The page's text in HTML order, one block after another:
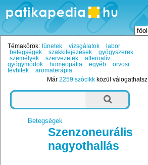
Témakörök: tünetek vizsgálatok
labor
betegségek
szakkifejezések
gyógyszerek
személyek
szervezetek
alternatív
gyógymódok
homeopátia egyéb
orvosi
tévhitek
aromaterápia
Már2259 szócikk közül válogathatsz.
Betegségek
Szenzoneurális
nagyothallás